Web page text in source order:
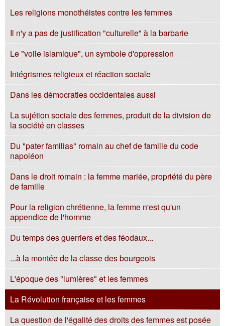
Les religions monothéistes contre les femmes
Il n'y a pas de justification "culturelle" à la barbarie
Le "voile islamique", un symbole d'oppression
Intégrismes religieux et réaction sociale
Dans les démocraties occidentales aussi
La sujétion sociale des femmes, produit de la division de
la société en classes
Du "pater familias" romain au chef de famille du code
napoléon
Dans le droit romain : la femme mariée, propriété du père
de famille
Pour la religion chrétienne, la femme n'est qu'un
appendice de l'homme
Du temps des guerriers et des féodaux...
...à la montée de la classe des bourgeois
L'époque des "lumières" et les femmes
La Révolution française et les femmes
La question de l'égalité des droits des femmes est posée